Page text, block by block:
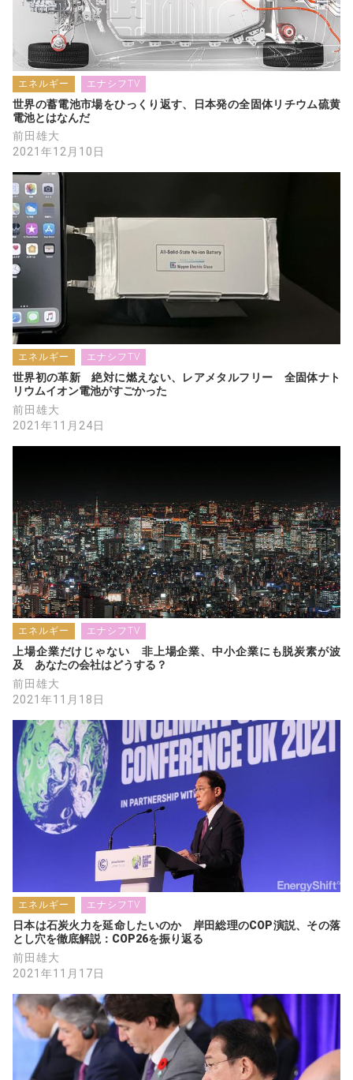
エネルギー エナシフTV
世界の蓄電池市場をひっくり返す、日本発の全固体リチウム硫黄
電池とはなんだ
前田雄大
2021年12月10日
エネルギー エナシフTV
世界初の革新　絶対に燃えない、レアメタルフリー　全固体ナト
リウムイオン電池がすごかった
前田雄大
2021年11月24日
エネルギー エナシフTV
上場企業だけじゃない　非上場企業、中小企業にも脱炭素が波
及　あなたの会社はどうする？
前田雄大
2021年11月18日
エネルギー エナシフTV
日本は石炭火力を延命したいのか　岸田総理のCOP演説、その落
とし穴を徹底解説：COP26を振り返る
前田雄大
2021年11月17日